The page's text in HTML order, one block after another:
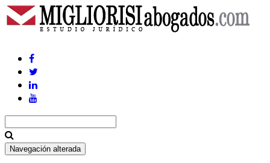
Navegación alterada